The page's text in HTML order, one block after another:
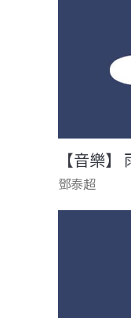
【音樂】
鄧泰超